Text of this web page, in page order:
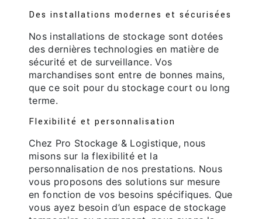
Des installations modernes et sécurisées
Nos installations de stockage sont dotées
des dernières technologies en matière de
sécurité et de surveillance. Vos
marchandises sont entre de bonnes mains,
que ce soit pour du stockage court ou long
terme.
Flexibilité et personnalisation
Chez Pro Stockage & Logistique, nous
misons sur la flexibilité et la
personnalisation de nos prestations. Nous
vous proposons des solutions sur mesure
en fonction de vos besoins spécifiques. Que
vous ayez besoin d’un espace de stockage